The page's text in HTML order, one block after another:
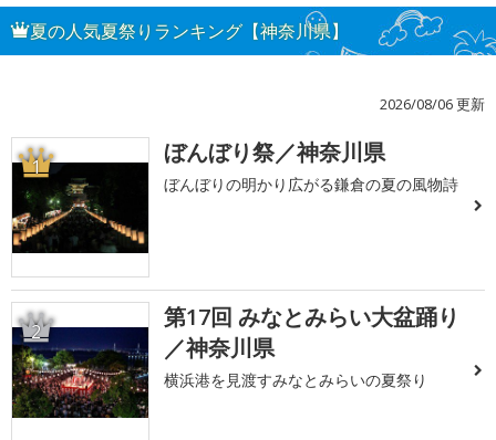
夏の人気夏祭りランキング【神奈川県】
2026/08/06 更新
1 ぼんぼり祭／神奈川県
ぼんぼりの明かり広がる鎌倉の夏の風物詩
2
第17回 みなとみらい大盆踊り
／神奈川県
横浜港を見渡すみなとみらいの夏祭り